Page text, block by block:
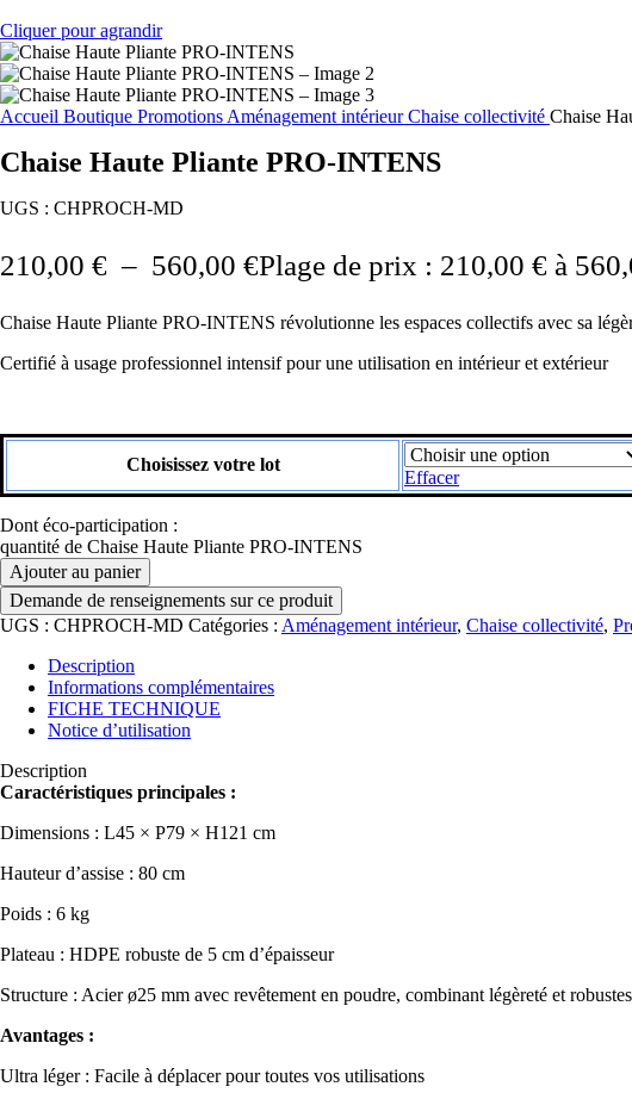
Cliquer pour agrandir
Accueil Boutique Promotions Aménagement intérieurChaise collectivité Chaise
Chaise Haute Pliante PRO-INTENS
UGS : CHPROCH-MD
210,00 € – 560,00 €Plage de prix : 210,00 € à
Chaise Haute Pliante PRO-INTENS révolutionne les espaces collectifs avec sa
Certifié à usage professionnel intensif pour une utilisation en intérieur et extérieur
Choisissez votre lot
Effacer
Dont éco-participation :
quantité de Chaise Haute Pliante PRO-INTENS
Ajouter au panier
UGS : CHPROCH-MD Catégories : Aménagement intérieur, Chaise collectivité,
Description
Informations complémentaires
FICHE TECHNIQUE
Notice d’utilisation
Description
Caractéristiques principales :
Dimensions : L45 × P79 × H121 cm
Hauteur d’assise : 80 cm
Poids : 6 kg
Plateau : HDPE robuste de 5 cm d’épaisseur
Structure : Acier ø25 mm avec revêtement en poudre, combinant légèreté et
Avantages :
Ultra léger : Facile à déplacer pour toutes vos utilisations